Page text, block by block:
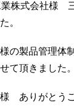
業株式会社様
。
の製品管理体
て頂きました。
ありがとう